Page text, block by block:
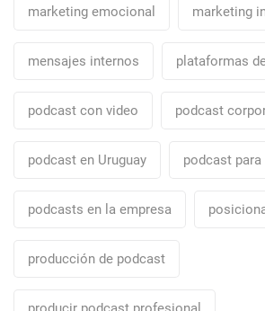
marketing emocional marketing
mensajes internos plataformas
podcast con video podcast
podcast en Uruguay podcast
podcasts en la empresa
producción de podcast